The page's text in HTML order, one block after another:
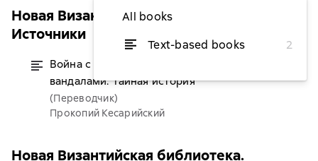
All books
Text-based books
2
Новая Византийская библиотека.
Источники
Война с персами. Война с
вандалами. Тайная история
(Переводчик)
Прокопий Кесарийский
Новая Византийская библиотека.